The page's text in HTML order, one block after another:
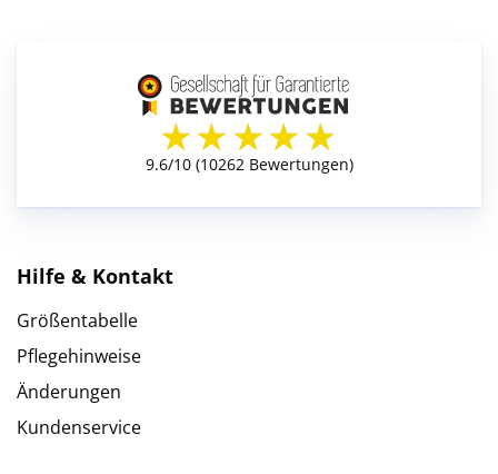
Hilfe & Kontakt
Größentabelle
Pflegehinweise
Änderungen
Kundenservice